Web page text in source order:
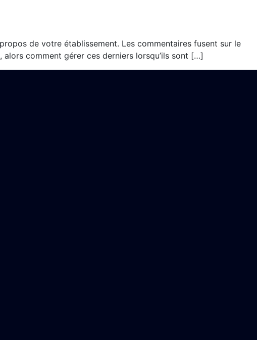
de votre établissement. Les commentaires fusent sur le
comment gérer ces derniers lorsqu’ils sont […]